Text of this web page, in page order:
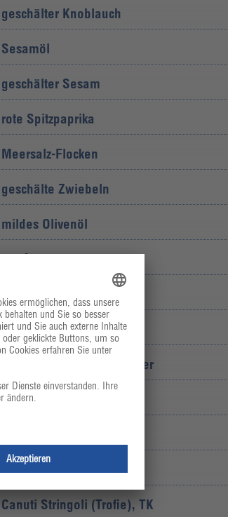
geschälter Knoblauch
Sesamöl
geschälter Sesam
rote Spitzpaprika
Meersalz-Flocken
geschälte Zwiebeln
mildes Olivenöl
Weißwein
Ajvar
Gemüsefond
geräuchertes Paprikapulver
Currypulver
Friséesalat
Canuti Stringoli (Trofie), TK